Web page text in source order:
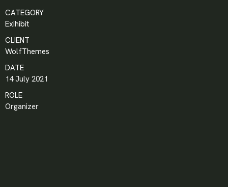
CATEGORY
Exihibit
CLIENT
WolfThemes
DATE
14 July 2021
ROLE
Organizer